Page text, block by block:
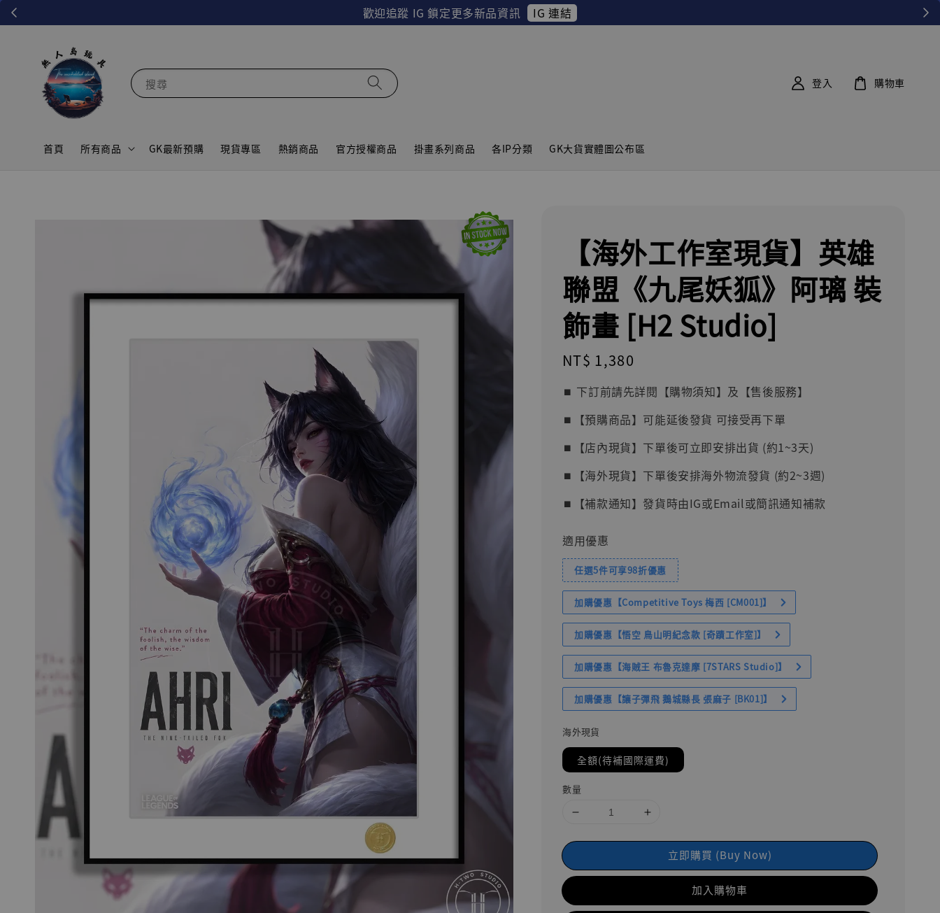
歡迎追蹤 IG 鎖定更多新品資訊 IG 連結
搜尋
首頁 所有商品 GK最新預購 現貨專區 熱銷商品 官方授權商品 掛畫系列商品 各IP分類 GK大貨實體圖公布區
登入 購物車
【海外工作室現貨】英雄
聯盟《九尾妖狐》阿璃 裝
飾畫 [H2 Studio]
Regular
price
NT$ 1,380
⏹︎ 下訂前請先詳閱【購物須知】及【售後服務】
⏹︎【預購商品】可能延後發貨 可接受再下單
⏹︎【店內現貨】下單後可立即安排出貨 (約1~3天)
⏹︎【海外現貨】下單後安排海外物流發貨 (約2~3週)
⏹︎【補款通知】發貨時由IG或Email或簡訊通知補款
適用優惠
任選5件可享98折優惠
加購優惠【Competitive Toys 梅西 [CM001]】
加購優惠【悟空 鳥山明紀念款 [奇蹟工作室]】
加購優惠【海賊王 布魯克達摩 [7STARS Studio]】
加購優惠【讓子彈飛 鵝城縣長 張麻子 [BK01]】
海外現貨
全額(待補國際運費)
數量
立即購買 (Buy Now)
加入購物車